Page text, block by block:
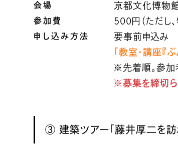
会場 京都文化博物
参加費 500円（ただし
申し込み方法
要事前申込み
「教室・講座『
※先着順。参加
※募集を締切ら
③ 建築ツアー「藤井厚二を訪